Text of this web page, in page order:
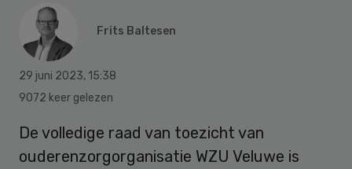
Frits Baltesen
29 juni 2023, 15:38
9072 keer gelezen
De volledige raad van toezicht van
ouderenzorgorganisatie WZU Veluwe is